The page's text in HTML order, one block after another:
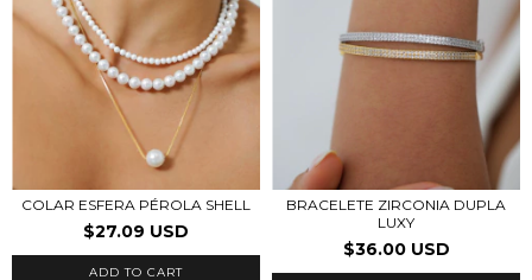
COLAR ESFERA PÉROLA SHELL
$27.09 USD
BRACELETE ZIRCONIA DUPLA
LUXY
$36.00 USD